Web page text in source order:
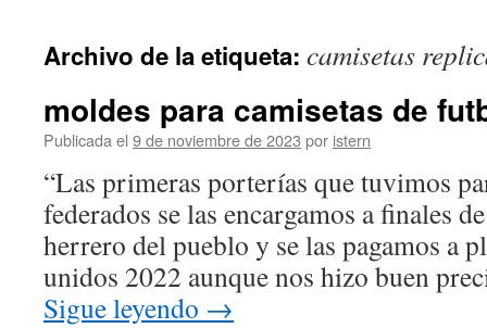
contenido
Archivo de la etiqueta: camisetas
moldes para camisetas de
Publicada el 9 de noviembre de 2023 por istern
“Las primeras porterías que tuvimos
federados se las encargamos a finales
herrero del pueblo y se las pagamos a
unidos 2022 aunque nos hizo buen
Sigue leyendo →